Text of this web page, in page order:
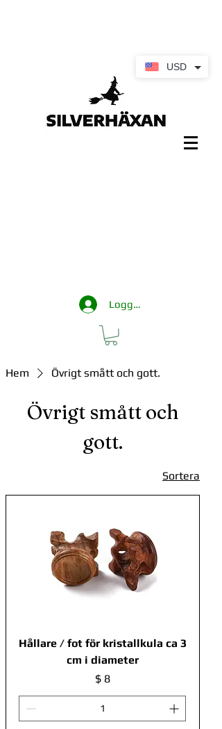
Logga in
Hem Övrigt smått och gott.
Övrigt smått och
gott.
Sortera
Hållare / fot för kristallkula ca 3
cm i diameter
Pris
$ 8
USD